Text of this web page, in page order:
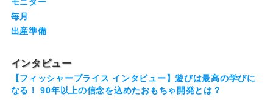
毎月
出産準備
インタビュー
【フィッシャープライス インタビュー】遊びは最高の学びに
なる！ 90年以上の信念を込めたおもちゃ開発とは？